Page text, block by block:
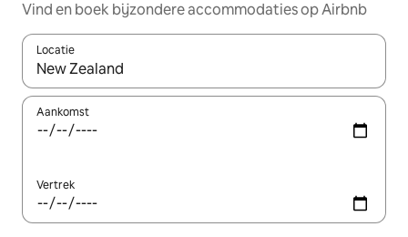
Vind en boek bijzondere accommodaties op Airbnb
Locatie
Wanneer er resultaten beschikbaar zijn, maak je een keuze
Aankomst
Vertrek